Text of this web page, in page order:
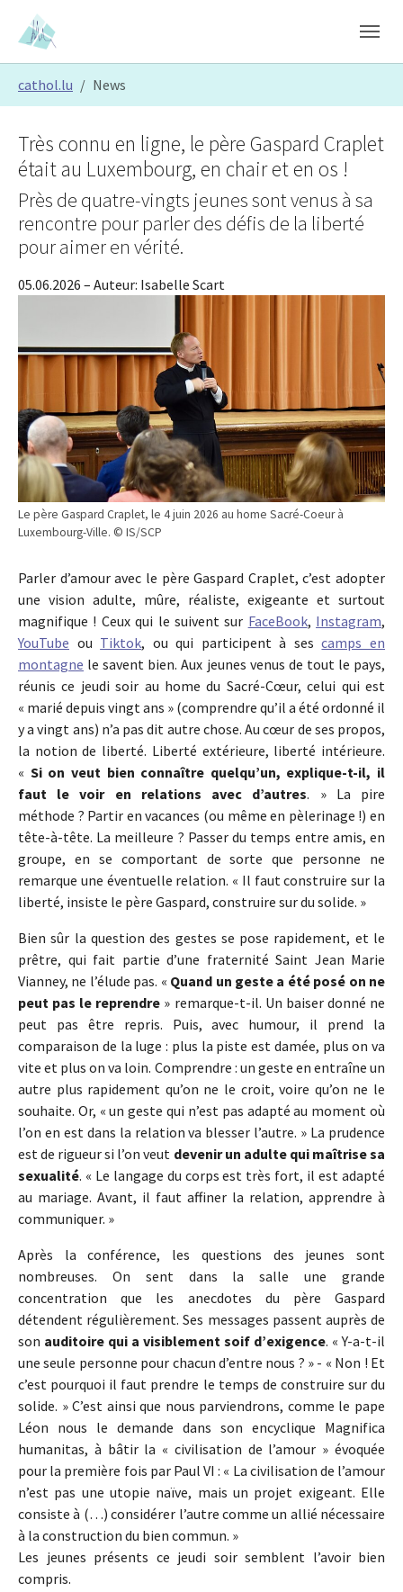
Skip to main content
Skip to page footer
cathol.lu News
Le père Gaspard Craplet, le 4 juin 2026 au home Sacré-Coeur à
Luxembourg-Ville. © IS/SCP
Très connu en ligne, le père Gaspard Craplet
était au Luxembourg, en chair et en os !
Près de quatre-vingts jeunes sont venus à sa
rencontre pour parler des défis de la liberté
pour aimer en vérité.
05.06.2026 – Auteur: Isabelle Scart
Parler d’amour avec le père Gaspard Craplet, c’est adopter
une vision adulte, mûre, réaliste, exigeante et surtout
magnifique ! Ceux qui le suivent sur FaceBook, Instagram,
YouTube ou Tiktok, ou qui participent à sescamps en
montagne le savent bien. Aux jeunes venus de tout le pays,
réunis ce jeudi soir au home du Sacré-Cœur, celui qui est
« marié depuis vingt ans » (comprendre qu’il a été ordonné il
y a vingt ans) n’a pas dit autre chose. Au cœur de ses propos,
la notion de liberté. Liberté extérieure, liberté intérieure.
« Si on veut bien connaître quelqu’un, explique-t-il, il
faut le voir en relations avec d’autres. » La pire
méthode ? Partir en vacances (ou même en pèlerinage !) en
tête-à-tête. La meilleure ? Passer du temps entre amis, en
groupe, en se comportant de sorte que personne ne
remarque une éventuelle relation. « Il faut construire sur la
liberté, insiste le père Gaspard, construire sur du solide. »
Bien sûr la question des gestes se pose rapidement, et le
prêtre, qui fait partie d’une fraternité Saint Jean Marie
Vianney, ne l’élude pas. « Quand un geste a été posé on ne
peut pas le reprendre » remarque-t-il. Un baiser donné ne
peut pas être repris. Puis, avec humour, il prend la
comparaison de la luge : plus la piste est damée, plus on va
vite et plus on va loin. Comprendre : un geste en entraîne un
autre plus rapidement qu’on ne le croit, voire qu’on ne le
souhaite. Or, « un geste qui n’est pas adapté au moment où
l’on en est dans la relation va blesser l’autre. » La prudence
est de rigueur si l’on veut devenir un adulte qui maîtrise sa
sexualité. « Le langage du corps est très fort, il est adapté
au mariage. Avant, il faut affiner la relation, apprendre à
communiquer. »
Après la conférence, les questions des jeunes sont
nombreuses. On sent dans la salle une grande
concentration que les anecdotes du père Gaspard
détendent régulièrement. Ses messages passent auprès de
son auditoire qui a visiblement soif d’exigence. « Y-a-t-il
une seule personne pour chacun d’entre nous ? » - « Non ! Et
c’est pourquoi il faut prendre le temps de construire sur du
solide. » C’est ainsi que nous parviendrons, comme le pape
Léon nous le demande dans son encyclique Magnifica
humanitas, à bâtir la « civilisation de l’amour » évoquée
pour la première fois par Paul VI : « La civilisation de l’amour
n’est pas une utopie naïve, mais un projet exigeant. Elle
consiste à (…) considérer l’autre comme un allié nécessaire
à la construction du bien commun. »
Les jeunes présents ce jeudi soir semblent l’avoir bien
compris.